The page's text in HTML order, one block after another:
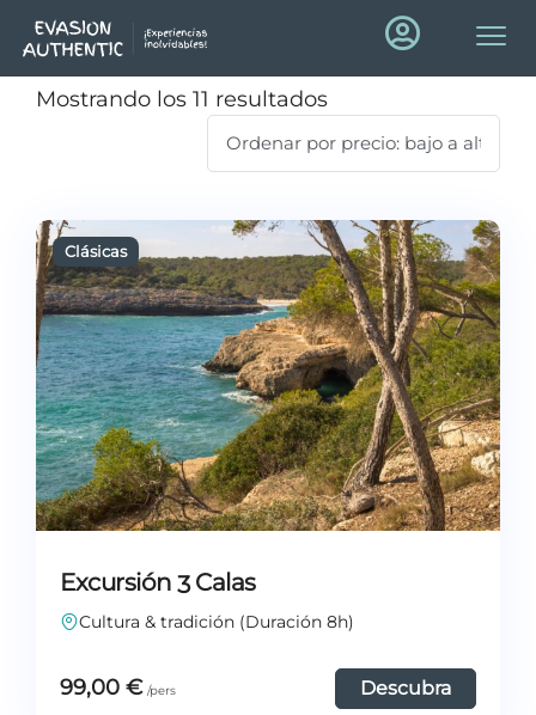
Mostrando los 11 resultados
Excursión 3 Calas
Cultura & tradición (Duración 8h)
99,00 € Descubra